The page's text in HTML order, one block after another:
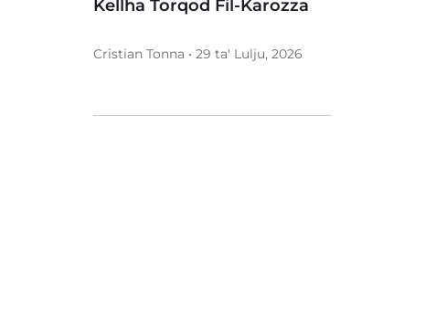
Kellha Torqod Fil-Karozza
Cristian Tonna • 29 ta' Lulju, 2026